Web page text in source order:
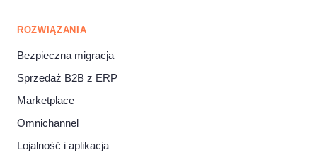
ROZWIĄZANIA
Bezpieczna migracja
Sprzedaż B2B z ERP
Marketplace
Omnichannel
Lojalność i aplikacja